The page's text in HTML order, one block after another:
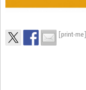
[print-me]